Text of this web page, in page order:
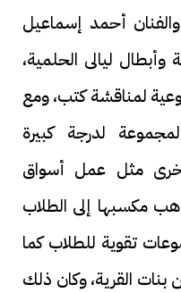
أحمد إسماعيل
ليالى الحلمية،
لمناقشة كتب، ومع
لدرجة كبيرة
مثل عمل أسواق
مكسبها إلى الطلاب
تقوية للطلاب كما
القرية، وكان ذلك